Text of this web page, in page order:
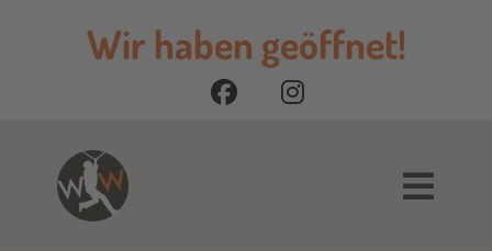
Wir haben geöffnet!